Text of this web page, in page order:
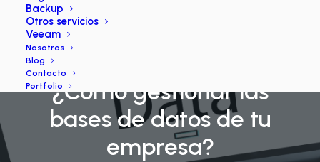
Backup
Otros servicios
Veeam
Nosotros
Blog
Contacto
Portfolio¿Cómo gestionar las
bases de datos de tu
empresa?